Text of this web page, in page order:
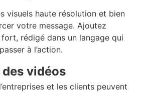
visuels haute résolution et bien
votre message. Ajoutez
rédigé dans un langage qui
à l’action.
vidéos
et les clients peuvent